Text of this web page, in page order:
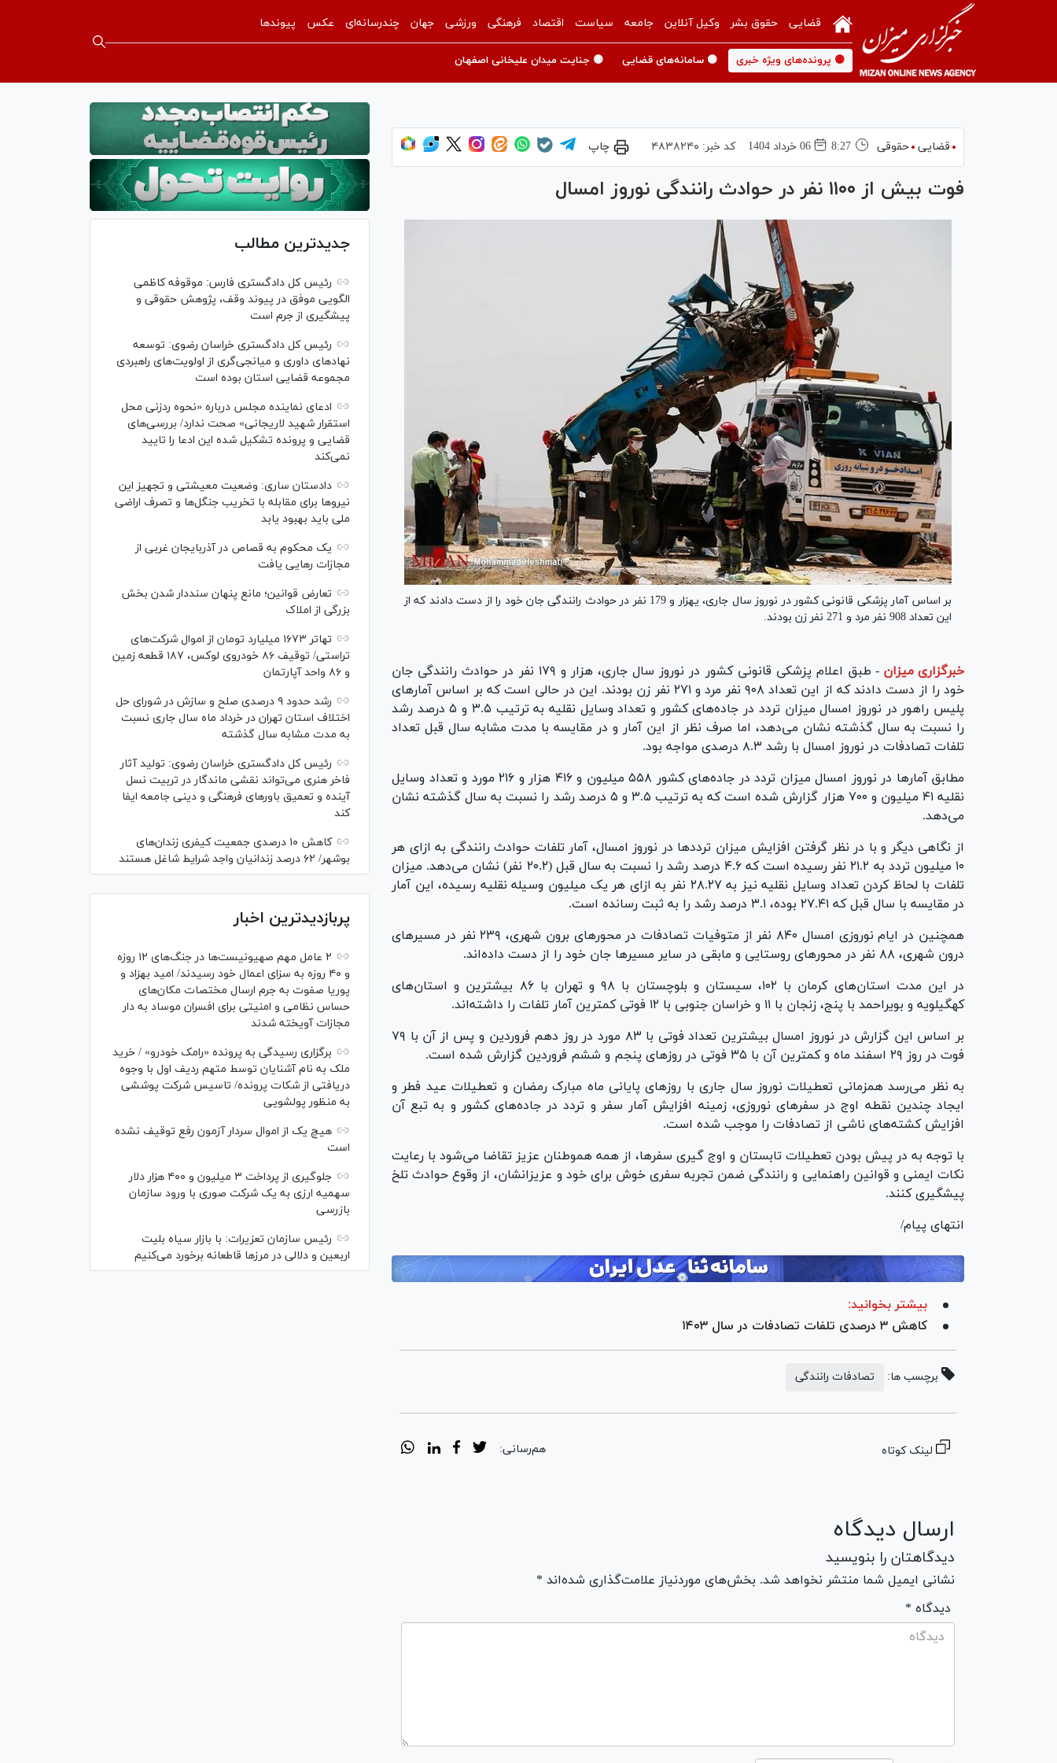
قضایی حقوق بشر وکیل آنلاین جامعه سیاست اقتصاد فرهنگی ورزشی جهان چندرسانه‌ای عکس پیوندها
🟡 پرونده‌های ویژه خبری 🟡 سامانه‌های قضایی 🟡 جنایت میدان علیخانی اصفهان
قضایی حقوقی 8:27 06 خرداد 1404 کد خبر: ۴۸۳۸۲۴۰ چاپ
فوت بیش از ۱۱۰۰ نفر در حوادث رانندگی نوروز امسال
بر اساس آمار پزشکی قانونی کشور در نوروز سال جاری، یهزار و 179 نفر در حوادث رانندگی جان خود را از دست دادند که از
این تعداد 908 نفر مرد و 271 نفر زن بودند.
خبرگزاری میزان -
طبق اعلام پزشکی قانونی کشور در نوروز سال جاری، هزار و ۱۷۹ نفر در حوادث رانندگی جان
خود را از دست دادند که از این تعداد ۹۰۸ نفر مرد و ۲۷۱ نفر زن بودند. این در حالی است که بر اساس آمار‌های
پلیس راهور در نوروز امسال میزان تردد در جاده‌های کشور و تعداد وسایل نقلیه به ترتیب ۳.۵ و ۵ درصد رشد
را نسبت به سال گذشته نشان می‌دهد، اما صرف نظر از این آمار و در مقایسه با مدت مشابه سال قبل تعداد
تلفات تصادفات در نوروز امسال با رشد ۸.۳ درصدی مواجه بود.
مطابق آمار‌ها در نوروز امسال میزان تردد در جاده‌های کشور ۵۵۸ میلیون و ۴۱۶ هزار و ۲۱۶ مورد و تعداد وسایل
نقلیه ۴۱ میلیون و ۷۰۰ هزار گزارش شده است که به ترتیب ۳.۵ و ۵ درصد رشد را نسبت به سال گذشته نشان
می‌دهد.
از نگاهی دیگر و با در نظر گرفتن افزایش میزان تردد‌ها در نوروز امسال، آمار تلفات حوادث رانندگی به ازای هر
۱۰ میلیون تردد به ۲۱.۲ نفر رسیده است که ۴.۶ درصد رشد را نسبت به سال قبل (۲۰.۲ نفر) نشان می‌دهد. میزان
تلفات با لحاظ کردن تعداد وسایل نقلیه نیز به ۲۸.۲۷ نفر به ازای هر یک میلیون وسیله نقلیه رسیده، این آمار
در مقایسه با سال قبل که ۲۷.۴۱ بوده، ۳.۱ درصد رشد را به ثبت رسانده است.
همچنین در ایام نوروزی امسال ۸۴۰ نفر از متوفیات تصادفات در محور‌های برون شهری، ۲۳۹ نفر در مسیر‌های
درون شهری، ۸۸ نفر در محور‌های روستایی و مابقی در سایر مسیر‌ها جان خود را از دست داده‌اند.
در این مدت استان‌های کرمان با ۱۰۲، سیستان و بلوچستان با ۹۸ و تهران با ۸۶ بیشترین و استان‌های
کهگیلویه و بویراحمد با پنج، زنجان با ۱۱ و خراسان جنوبی با ۱۲ فوتی کمترین آمار تلفات را داشته‌اند.
بر اساس این گزارش در نوروز امسال بیشترین تعداد فوتی با ۸۳ مورد در روز دهم فروردین و پس از آن با ۷۹
فوت در روز ۲۹ اسفند ماه و کمترین آن با ۳۵ فوتی در روز‌های پنجم و ششم فروردین گزارش شده است.
به نظر می‌رسد همزمانی تعطیلات نوروز سال جاری با روز‌های پایانی ماه مبارک رمضان و تعطیلات عید فطر و
ایجاد چندین نقطه اوج در سفر‌های نوروزی، زمینه افزایش آمار سفر و تردد در جاده‌های کشور و به تبع آن
افزایش کشته‌های ناشی از تصادفات را موجب شده است.
با توجه به در پیش بودن تعطیلات تابستان و اوج گیری سفرها، از همه هموطنان عزیز تقاضا می‌شود با رعایت
نکات ایمنی و قوانین راهنمایی و رانندگی ضمن تجربه سفری خوش برای خود و عزیزانشان، از وقوع حوادث تلخ
پیشگیری کنند.
انتهای پیام/
بیشتر بخوانید:
کاهش ۳ درصدی تلفات تصادفات در سال ۱۴۰۳
برچسب ها: تصادفات رانندگی
لینک کوتاه هم‌رسانی:
ارسال دیدگاه
دیدگاهتان را بنویسید
نشانی ایمیل شما منتشر نخواهد شد. بخش‌های موردنیاز علامت‌گذاری شده‌اند *
* دیدگاه
جدیدترین مطالب
رئیس کل دادگستری فارس: موقوفه کاظمی
الگویی موفق در پیوند وقف، پژوهش حقوقی و
پیشگیری از جرم است
رئیس کل دادگستری خراسان رضوی: توسعه
نهاد‌های داوری و میانجی‌گری از اولویت‌های راهبردی
مجموعه قضایی استان بوده است
ادعای نماینده مجلس درباره «نحوه ردزنی محل
استقرار شهید لاریجانی» صحت ندارد/ بررسی‌های
قضایی و پرونده تشکیل شده این ادعا را تایید
نمی‌کند
دادستان ساری: وضعیت معیشتی و تجهیز این
نیرو‌ها برای مقابله با تخریب جنگل‌ها و تصرف اراضی
ملی باید بهبود یابد
یک محکوم به قصاص در آذربایجان‌ غربی از
مجازات رهایی یافت
تعارض قوانین؛ مانع پنهان سنددار شدن بخش
بزرگی از املاک
تهاتر ۱۶۷۳ میلیارد تومان از اموال شرکت‌های
تراستی/ توقیف ۸۶ خودروی لوکس، ۱۸۷ قطعه زمین
و ۸۶ واحد آپارتمان
رشد حدود ۹ درصدی صلح و سازش در شورای حل
اختلاف استان تهران در خرداد ماه سال جاری نسبت
به مدت مشابه سال گذشته
رئیس کل دادگستری خراسان رضوی: تولید آثار
فاخر هنری می‌تواند نقشی ماندگار در تربیت نسل
آینده و تعمیق باور‌های فرهنگی و دینی جامعه ایفا
کند
کاهش ۱۰ درصدی جمعیت کیفری زندان‌های
بوشهر/ ۶۲ درصد زندانیان واجد شرایط شاغل هستند
پربازدیدترین اخبار
۲ عامل مهم صهیونیست‌ها در جنگ‌های ۱۲ روزه
و ۴۰ روزه به سزای اعمال خود رسیدند/ امید بهزاد و
پوریا صفوت به جرم ارسال مختصات مکان‌های
حساس نظامی و امنیتی برای افسران موساد به دار
مجازات آویخته شدند
برگزاری رسیدگی به پرونده «رامک خودرو» / خرید
ملک به نام آشنایان توسط متهم ردیف اول با وجوه
دریافتی از شکات پرونده/ تاسیس شرکت پوششی
به منظور پولشویی
هیچ یک از اموال سردار آزمون رفع توقیف نشده
است
جلوگیری از پرداخت ۳ میلیون و ۴۰۰ هزار دلار
سهمیه ارزی به یک شرکت صوری با ورود سازمان
بازرسی
رئیس سازمان تعزیرات: با بازار سیاه بلیت
اربعین و دلالی در مرز‌ها قاطعانه برخورد می‌کنیم